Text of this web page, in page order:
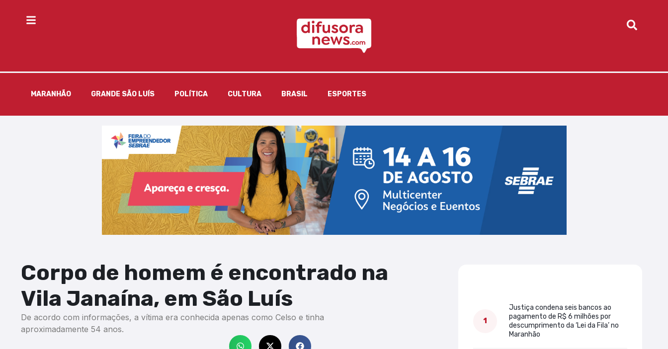
MARANHÃO GRANDE SÃO LUÍS POLÍTICA CULTURA BRASIL ESPORTES
Corpo de homem é encontrado na
Vila Janaína, em São Luís
De acordo com informações, a vítima era conhecida apenas como Celso e tinha
aproximadamente 54 anos.
Justiça condena seis bancos ao
pagamento de R$ 6 milhões por
descumprimento da ‘Lei da Fila’ no
Maranhão